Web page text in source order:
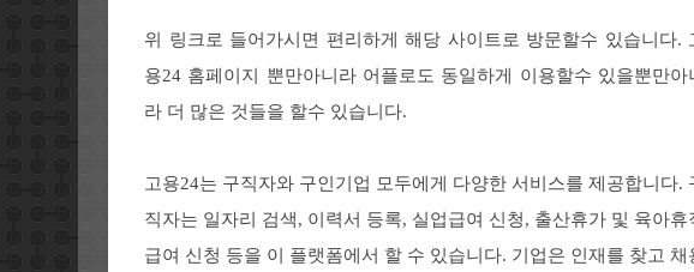
위 링크로 들어가시면 편리하게 해당 사이트로 방문할수 있습니다.
용24 홈페이지 뿐만아니라 어플로도 동일하게 이용할수 있을뿐만아
라 더 많은 것들을 할수 있습니다.
고용24는 구직자와 구인기업 모두에게 다양한 서비스를 제공합니다.
직자는 일자리 검색, 이력서 등록, 실업급여 신청, 출산휴가 및 육아휴
급여 신청 등을 이 플랫폼에서 할 수 있습니다. 기업은 인재를 찾고 채